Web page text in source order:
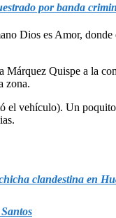
por banda
Dios es Amor,
Quispe a la
zona.
el vehículo). Un
clandestina en